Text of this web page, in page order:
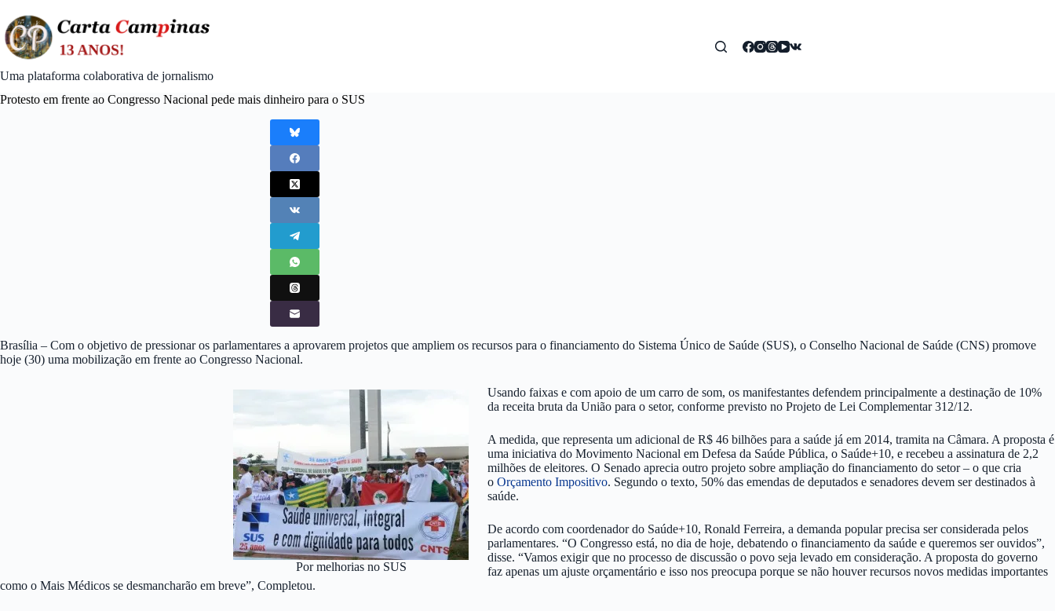
content
Uma plataforma colaborativa de jornalismo
Protesto em frente ao Congresso Nacional pede mais dinheiro para o SUS
Brasília – Com o objetivo de pressionar os parlamentares a aprovarem projetos que ampliem os recursos para o financiamento do Sistema Único de Saúde (SUS), o Conselho Nacional de Saúde (CNS) promove
hoje (30) uma mobilização em frente ao Congresso Nacional.
Por melhorias no SUS
Usando faixas e com apoio de um carro de som, os manifestantes defendem principalmente a destinação de 10%
da receita bruta da União para o setor, conforme previsto no Projeto de Lei Complementar 312/12.
A medida, que representa um adicional de R$ 46 bilhões para a saúde já em 2014, tramita na Câmara. A proposta é
uma iniciativa do Movimento Nacional em Defesa da Saúde Pública, o Saúde+10, e recebeu a assinatura de 2,2
milhões de eleitores. O Senado aprecia outro projeto sobre ampliação do financiamento do setor – o que cria
o Orçamento Impositivo. Segundo o texto, 50% das emendas de deputados e senadores devem ser destinados à
saúde.
De acordo com coordenador do Saúde+10, Ronald Ferreira, a demanda popular precisa ser considerada pelos
parlamentares. “O Congresso está, no dia de hoje, debatendo o financiamento da saúde e queremos ser ouvidos”,
disse. “Vamos exigir que no processo de discussão o povo seja levado em consideração. A proposta do governo
faz apenas um ajuste orçamentário e isso nos preocupa porque se não houver recursos novos medidas importantes
como o Mais Médicos se desmancharão em breve”, Completou.